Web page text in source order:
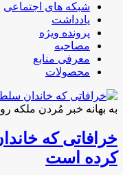
شبکه های اجتماعی
یادداشت
پرونده ویژه
مصاحبه
معرفی منابع
محصولات
به بهانه خبر مُردن ملکه
خرافاتی که
کرده است